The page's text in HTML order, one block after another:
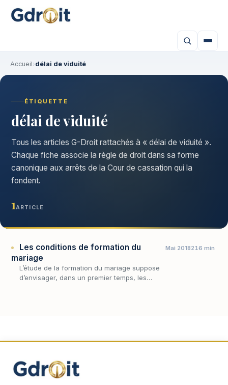
Accueil›délai de viduité
ÉTIQUETTE
délai de viduité
Tous les articles G-Droit rattachés à « délai de viduité ».
Chaque fiche associe la règle de droit dans sa forme
canonique aux arrêts de la Cour de cassation qui la
fondent.
1 ARTICLE
Les conditions de formation du
mariage
L’étude de la formation du mariage suppose
d’envisager, dans un premier temps, les
Mai 2018216 min